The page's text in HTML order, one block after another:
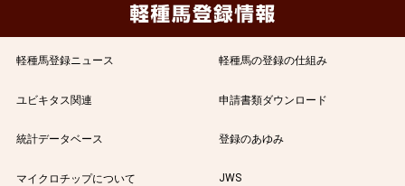
軽種馬登録ニュース 軽種馬の登録の仕組み
ユビキタス関連 申請書類ダウンロード
統計データベース 登録のあゆみ
マイクロチップについて JWS